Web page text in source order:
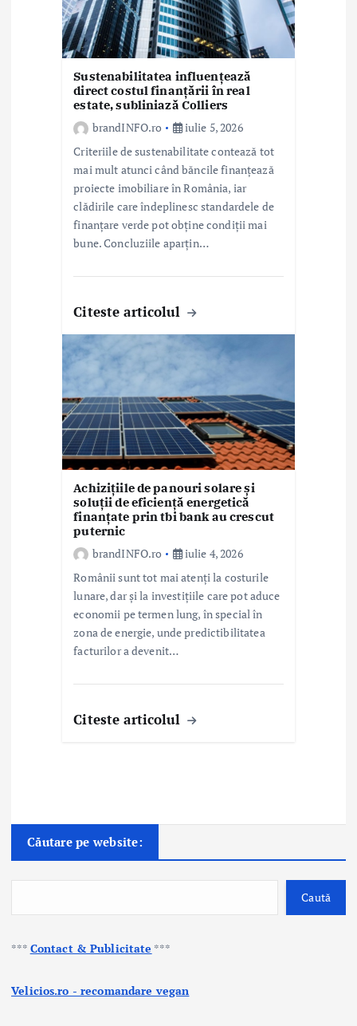
Sustenabilitatea influențează
direct costul finanțării în real
estate, subliniază Colliers
brandINFO.ro
iulie 5, 2026
Criteriile de sustenabilitate contează tot
mai mult atunci când băncile finanțează
proiecte imobiliare în România, iar
clădirile care îndeplinesc standardele de
finanțare verde pot obține condiții mai
bune. Concluziile aparțin…
Citeste articolul
Achizițiile de panouri solare și
soluții de eficiență energetică
finanțate prin tbi bank au crescut
puternic
brandINFO.ro
iulie 4, 2026
Românii sunt tot mai atenți la costurile
lunare, dar și la investițiile care pot aduce
economii pe termen lung, în special în
zona de energie, unde predictibilitatea
facturilor a devenit…
Citeste articolul
Căutare pe website:
Caută
*** Contact & Publicitate ***
Velicios.ro - recomandare vegan